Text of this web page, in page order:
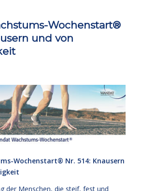
Wochenstart®
und von
Wochenstart® Nr. 514: Knausern
der Menschen, die steif, fest und